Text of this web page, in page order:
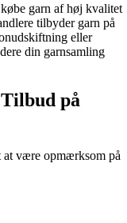
garn af høj kvalitet
tilbyder garn på
eller
din garnsamling
på
at være opmærksom på